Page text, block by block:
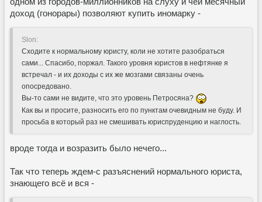
доход (гонорары) позволяют купить иномарку -
Slon:
Сходите к нормальному юристу, коли не хотите разобраться
сами... Спасибо, поржал. Такого уровня юристов в нефтянке я
встречал - и их доходы с их же мозгами связаны очень
опосредовано.
Вы-то сами не видите, что это уровень Петросяна?
Как вы и просите, разносить его по пунктам очевидным не буду. И
просьба в который раз не смешивать юриспруденцию и наглость.
вроде тогда и возразить было нечего...
Так что теперь ждем-с разъяснений нормального юриста,
знающего всё и вся -